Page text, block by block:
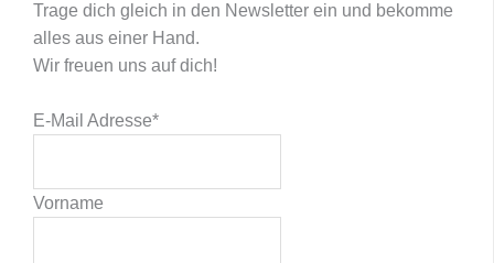
Trage dich gleich in den Newsletter ein und bekomme
alles aus einer Hand.
Wir freuen uns auf dich!
E-Mail Adresse*
Vorname